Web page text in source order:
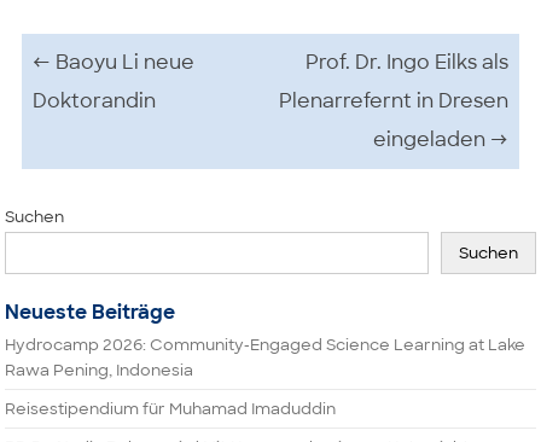
Beitrags-Navigation
← Baoyu Li neue
Doktorandin
Prof. Dr. Ingo Eilks als
Plenarrefernt in Dresen
eingeladen →
Suchen
Suchen
Neueste Beiträge
Hydrocamp 2026: Community-Engaged Science Learning at Lake
Rawa Pening, Indonesia
Reisestipendium für Muhamad Imaduddin